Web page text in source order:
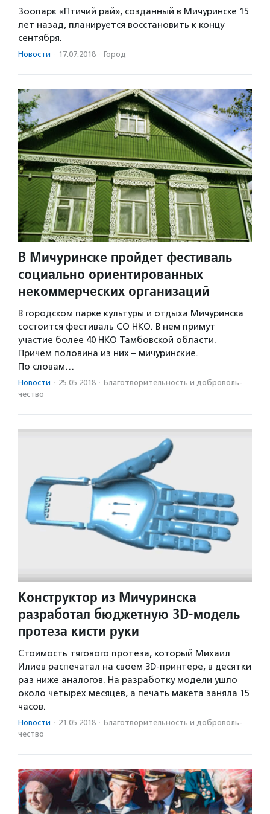
Зоопарк «Птичий рай», созданный в Мичуринске 15
лет назад, планируется восстановить к концу
сентября.
Новости · 17.07.2018 · Город
В Мичуринске пройдет фестиваль
социально ориентированных
некоммерческих организаций
В городском парке культуры и отдыха Мичуринска
состоится фестиваль СО НКО. В нем примут
участие более 40 НКО Тамбовской области.
Причем половина из них – мичуринские.
По словам…
Новости · 25.05.2018 · Благотвори­тель­ность и доброволь­
чест­во
Конструктор из Мичуринска
разработал бюджетную 3D-модель
протеза кисти руки
Стоимость тягового протеза, который Михаил
Илиев распечатал на своем 3D-принтере, в десятки
раз ниже аналогов. На разработку модели ушло
около четырех месяцев, а печать макета заняла 15
часов.
Новости · 21.05.2018 · Благотвори­тель­ность и доброволь­
чест­во